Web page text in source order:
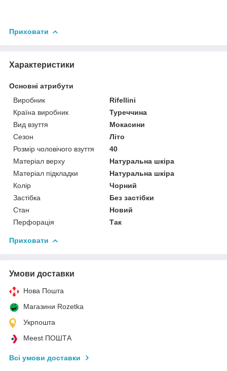
Приховати
Характеристики
Основні атрибути
Виробник
Rifellini
Країна виробник
Туреччина
Вид взуття
Мокасини
Сезон
Літо
Розмір чоловічого взуття
40
Матеріал верху
Натуральна шкіра
Матеріал підкладки
Натуральна шкіра
Колір
Чорний
Застібка
Без застібки
Стан
Новий
Перфорація
Так
Приховати
Умови доставки
Нова Пошта
Магазини Rozetka
Укрпошта
Meest ПОШТА
Всі умови доставки